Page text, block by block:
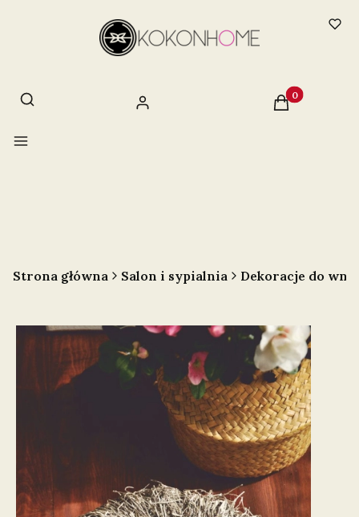
Otwórz wyszukiwarkę
Szukaj Zaloguj się Produkty w
Koszyk
Menu
Strona główna Salon i sypialnia Dekoracje do